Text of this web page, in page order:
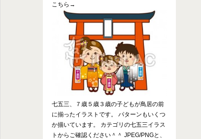
こちら→
七五三、７歳５歳３歳の子どもが鳥居の前
に揃ったイラストです。 パターンもいくつ
か描いています。 カテゴリの七五三イラス
トからご確認ください＾＾ JPEG/PNGと、